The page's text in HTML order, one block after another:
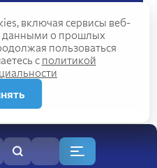
организации
сайта
2025
включая сервисы веб-
данными о прошлых
пользоваться
с политикой